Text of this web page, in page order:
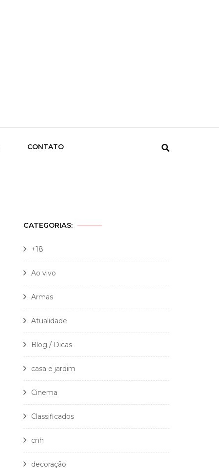
CONTATO
CATEGORIAS:
+18
Ao vivo
Armas
Atualidade
Blog / Dicas
casa e jardim
Cinema
Classificados
cnh
decoração